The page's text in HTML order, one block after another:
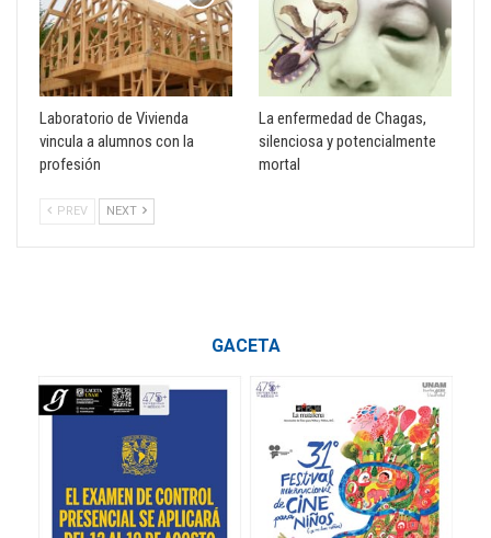
Laboratorio de Vivienda
vincula a alumnos con la
profesión
La enfermedad de Chagas,
silenciosa y potencialmente
mortal
PREV NEXT
GACETA